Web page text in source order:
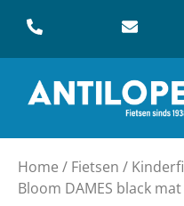
Home / Fietsen /
Bloom DAMES black